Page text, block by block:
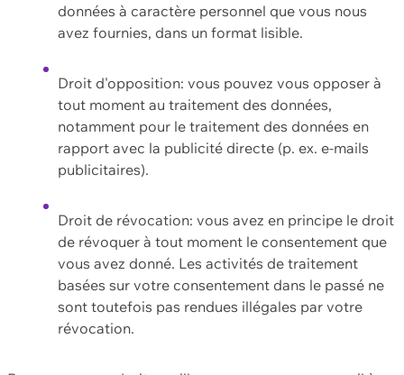
données à caractère personnel que vous nous
avez fournies, dans un format lisible.
Droit d'opposition: vous pouvez vous opposer à
tout moment au traitement des données,
notamment pour le traitement des données en
rapport avec la publicité directe (p. ex. e-mails
publicitaires).
Droit de révocation: vous avez en principe le droit
de révoquer à tout moment le consentement que
vous avez donné. Les activités de traitement
basées sur votre consentement dans le passé ne
sont toutefois pas rendues illégales par votre
révocation.